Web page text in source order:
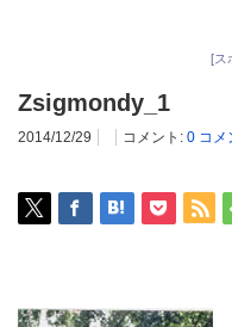
[ス
Zsigmondy_1
2014/12/29 コメント: 0 コメ